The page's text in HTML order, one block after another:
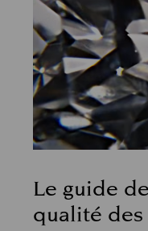
Le guide
qualité